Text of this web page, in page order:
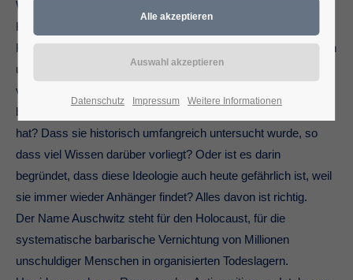
Was macht nun Auschwitz zu einem wesentlichen
Kristallisationspunkt des Nationalsozialismus? Warum ist die
Kenntnis über den Nationalsozialismus, dessen Ausprägungen
und Wurzeln, so wichtig? Liegt es daran, dass diese
verbrecherische Ideologie und Staatsform im 20. Jahrhundert
beispielslos Weltkrieg und Massenmorde zu verantworten
hat? Dass sie historisch umfangreich untersucht wurde, so
dass viel Wissen darüber vorliegt? Oder ist es darin
begründet, dass diese Ideologie auch heute gefährlich ist, weil
sie immer wieder Anhänger findet? Alles davon ist richtig.
Der Name Auschwitz steht für den Holocaust, für die
systematische barbarische Vernichtung von Millionen
unschuldiger Menschen in organisierten Todeslagern.
Datenschutz Impressum Weitere Informationen